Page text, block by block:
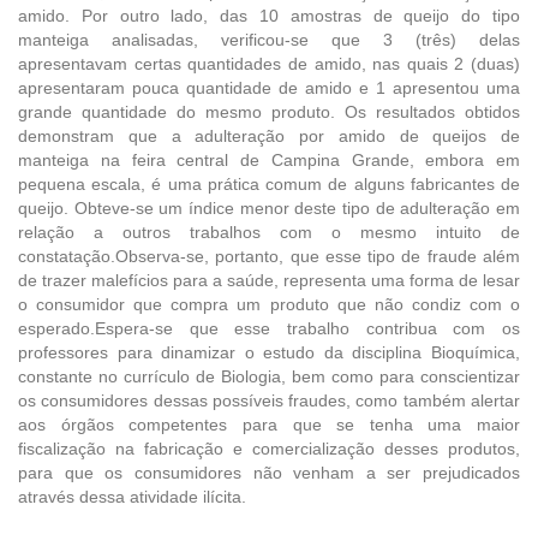
amido. Por outro lado, das 10 amostras de queijo do tipo
manteiga analisadas, verificou-se que 3 (três) delas
apresentavam certas quantidades de amido, nas quais 2 (duas)
apresentaram pouca quantidade de amido e 1 apresentou uma
grande quantidade do mesmo produto. Os resultados obtidos
demonstram que a adulteração por amido de queijos de
manteiga na feira central de Campina Grande, embora em
pequena escala, é uma prática comum de alguns fabricantes de
queijo. Obteve-se um índice menor deste tipo de adulteração em
relação a outros trabalhos com o mesmo intuito de
constatação.Observa-se, portanto, que esse tipo de fraude além
de trazer malefícios para a saúde, representa uma forma de lesar
o consumidor que compra um produto que não condiz com o
esperado.Espera-se que esse trabalho contribua com os
professores para dinamizar o estudo da disciplina Bioquímica,
constante no currículo de Biologia, bem como para conscientizar
os consumidores dessas possíveis fraudes, como também alertar
aos órgãos competentes para que se tenha uma maior
fiscalização na fabricação e comercialização desses produtos,
para que os consumidores não venham a ser prejudicados
através dessa atividade ilícita.